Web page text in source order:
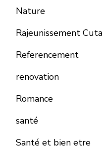
Nature
Rajeunissement
Referencement
renovation
Romance
santé
Santé et bien etre